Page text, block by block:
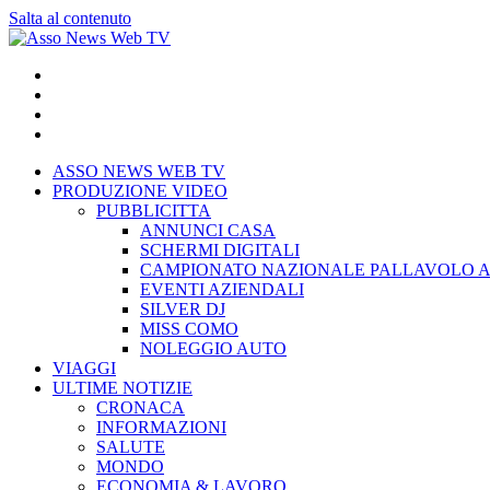
Salta al contenuto
ASSO NEWS WEB TV
PRODUZIONE VIDEO
PUBBLICITTA
ANNUNCI CASA
SCHERMI DIGITALI
CAMPIONATO NAZIONALE PALLAVOLO
EVENTI AZIENDALI
SILVER DJ
MISS COMO
NOLEGGIO AUTO
VIAGGI
ULTIME NOTIZIE
CRONACA
INFORMAZIONI
SALUTE
MONDO
ECONOMIA & LAVORO